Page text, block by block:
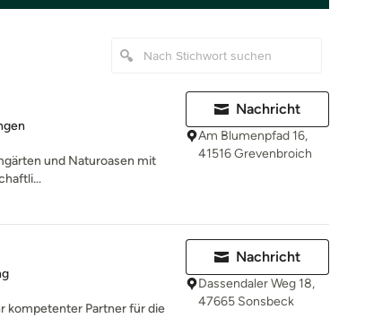
von 5 Sternen
und Naturoasen mit
Nachricht
Am Blumenpfad 16,
41516 Grevenbroich
von 5 Sternen
kompetenter Partner für die
Nachricht
Dassendaler Weg 18,
47665 Sonsbeck